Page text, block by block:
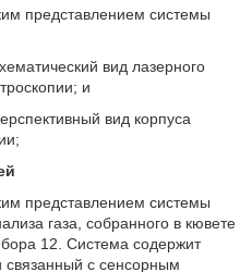
представлением системы
вид лазерного
и
вид корпуса
представлением системы
газа, собранного в кювете
12. Система содержит
связанный с сенсорным